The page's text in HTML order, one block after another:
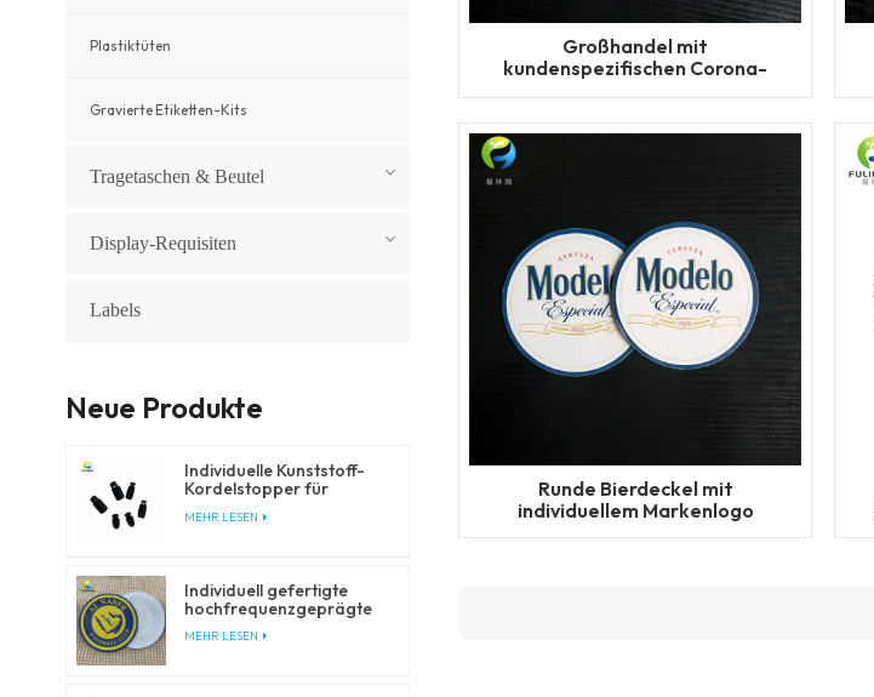
Großhandel mit
kundenspezifischen Corona-
Runde Bierdeckel mit
individuellem Markenlogo
Plastiktüten
Gravierte Etiketten-Kits
Tragetaschen & Beutel
Display-Requisiten
Labels
Neue Produkte
Individuelle Kunststoff-
Kordelstopper für
elastische Kordeln
MEHR LESEN
Individuell gefertigte
hochfrequenzgeprägte
Kleidung
MEHR LESEN